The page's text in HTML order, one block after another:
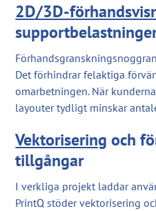
2D/3D-
Det förhindrar felaktiga
omarbetningen. När
layouter tydligt minskar
Vektorisering och
tillgångar
I verkliga projekt laddar
PrintQ stöder vektorisering